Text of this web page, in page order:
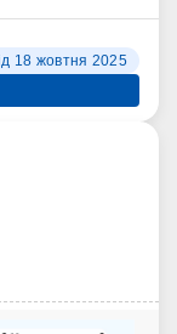
18 жовтня 2025